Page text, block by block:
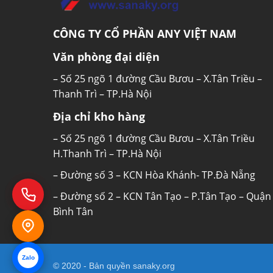
khiến chúng mất dần khả năng sinh sản
bảo quản bên trong tủ luôn giữ được độ
sản phẩm tủ lạnh Sanaky đều được tích
Sử dụng dung môi làm
Tủ lạnh Sanaky sử dụng gas R600, là
các tác hại của hơi gas đối với sức khỏe
Bên cạnh đó, gas R600A là loại nguyên
cấp. công nghệ gas R600 thường có
tiết kiệm điện hơn so với các loại gas khác.
Thông số kỹ thuật
Màu
CÔNG TY CỔ PHẦN ANY VIỆT NAM
Văn phòng đại diện
– Số 25 ngõ 1 đường Cầu Bươu – X.Tân Triều –
Thanh Trì – TP.Hà Nội
Địa chỉ kho hàng
– Số 25 ngõ 1 đường Cầu Bươu – X.Tân Triều
H.Thanh Trì – TP.Hà Nội
– Đường số 3 – KCN Hòa Khánh- TP.Đà Nẵng
– Đường số 2 – KCN Tân Tạo – P.Tân Tạo – Quận
Bình Tân
© 2020 - Bản quyền sanaky.org
Zalo